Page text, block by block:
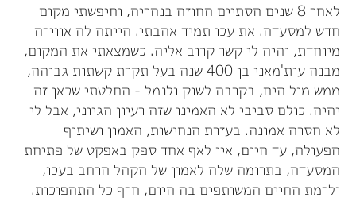
לאחר 8 שנים הסתיים החוזה בנהריה, וחיפשתי מקום
חדש למסעדה. את עכו תמיד אהבתי. הייתה לה אווירה
מיוחדת, והיה לי קשר קרוב אליה. כשמצאתי את המקום,
מבנה עות'מאני בן 400 שנה בעל תקרת קשתות גבוהה,
ממש מול הים, בקרבה לשוק ולנמל - החלטתי שכאן זה
יהיה. כולם סביבי לא האמינו שזה רעיון הגיוני, אבל לי
לא חסרה אמונה. בעזרת הנחישות, האמון ושיתוף
הפעולה, עד היום, אין לאף אחד ספק באפקט של פתיחת
המסעדה, בתרומה שלה לאמון של הקהל הרחב בעכו,
ולרמת החיים המשותפים בה היום, חרף כל התהפוכות.